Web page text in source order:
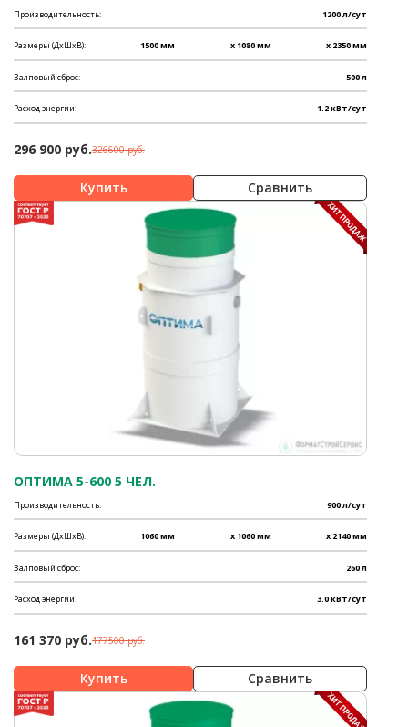
Производительность: 1200 л/сут
Размеры (ДхШхВ): 1500 мм x 1080 мм x 2350 мм
Залповый сброс: 500 л
Расход энергии: 1.2 кВт/сут
296 900 руб.326600 руб.
Сравнить
ОПТИМА 5-600 5 ЧЕЛ.
Производительность: 900 л/сут
Размеры (ДхШхВ): 1060 мм x 1060 мм x 2140 мм
Залповый сброс: 260 л
Расход энергии: 3.0 кВт/сут
161 370 руб.177500 руб.
Сравнить